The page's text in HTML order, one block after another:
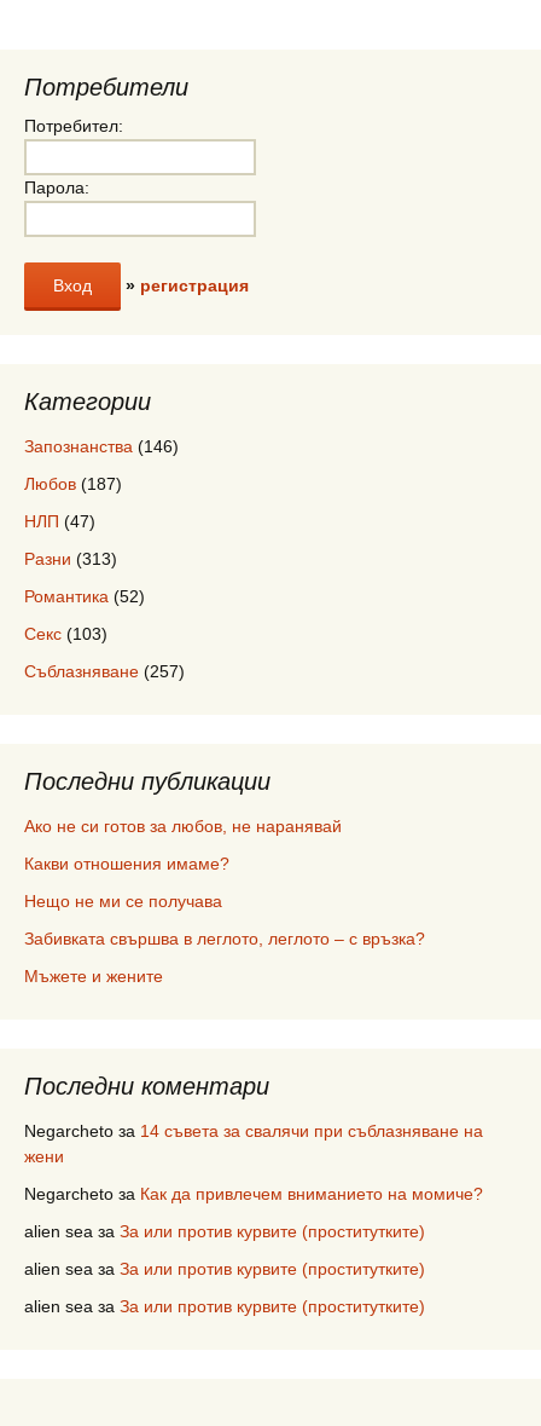
Потребители
Потребител:
Парола:
» регистрация
Категории
Запознанства (146)
Любов (187)
НЛП (47)
Разни (313)
Романтика (52)
Секс (103)
Съблазняване (257)
Последни публикации
Ако не си готов за любов, не наранявай
Какви отношения имаме?
Нещо не ми се получава
Забивката свършва в леглото, леглото – с връзка?
Мъжете и жените
Последни коментари
Negarcheto за 14 съвета за свалячи при съблазняване на
жени
Negarcheto за Как да привлечем вниманието на момиче?
alien sea за За или против курвите (проститутките)
alien sea за За или против курвите (проститутките)
alien sea за За или против курвите (проститутките)